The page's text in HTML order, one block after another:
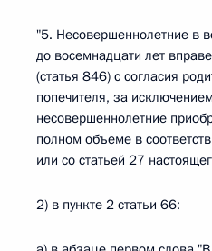
"5. Несовершеннолетние в
до восемнадцати лет
(статья 846) с согласия
попечителя, за
несовершеннолетние
полном объеме в
или со статьей 27
2) в пункте 2 статьи 66: